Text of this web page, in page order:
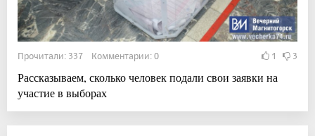
Прочитали: 337 Комментарии: 0 1 3
Рассказываем, сколько человек подали свои заявки на
участие в выборах